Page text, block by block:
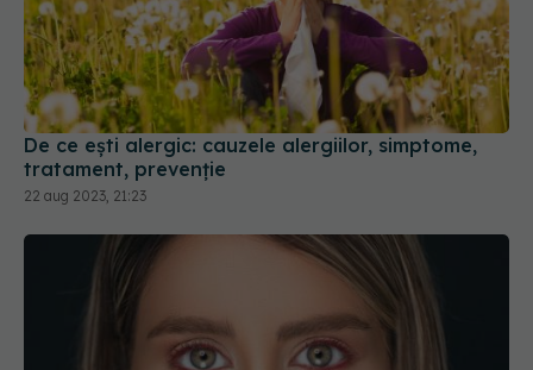
De ce ești alergic: cauzele alergiilor, simptome,
tratament, prevenție
22 aug 2023, 21:23